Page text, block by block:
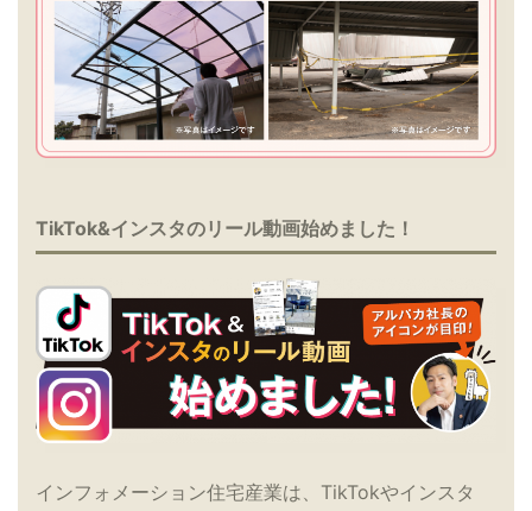
TikTok&インスタのリール動画始めました！
インフォメーション住宅産業は、TikTokやインスタ